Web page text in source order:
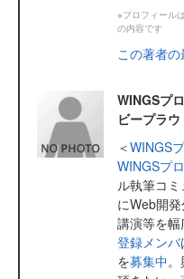
※プロフィール
の内容です
この著者
WINGSプ
ビープラウ
＜WINGS
WINGSプ
ル執筆コ
にWeb開発
講演等を
登録メンバ
を募集中